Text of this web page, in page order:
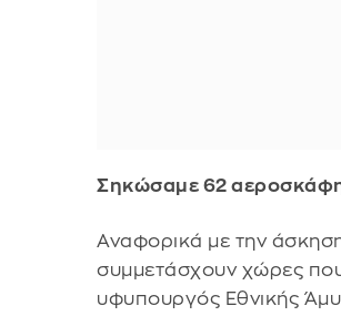
Σηκώσαμε 62
Αναφορικά με την
συμμετάσχουν χώρες που
υφυπουργός Εθνικής